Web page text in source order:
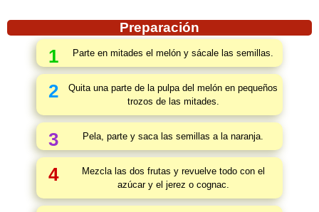
Preparación
1 Parte en mitades el melón y sácale las semillas.
2
Quita una parte de la pulpa del melón en pequeños
trozos de las mitades.
3 Pela, parte y saca las semillas a la naranja.
4
Mezcla las dos frutas y revuelve todo con el
azúcar y el jerez o cognac.